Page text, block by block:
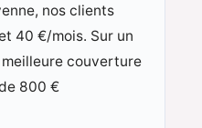
nos clients
40 €/mois. Sur un
couverture
800 €